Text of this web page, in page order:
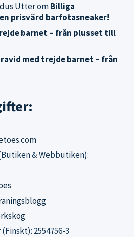
UtteromBilliga
prisvärd barfotasneaker!
barnet – från plusset till
med trejde barnet – från
& Webbutiken):
2554756-3